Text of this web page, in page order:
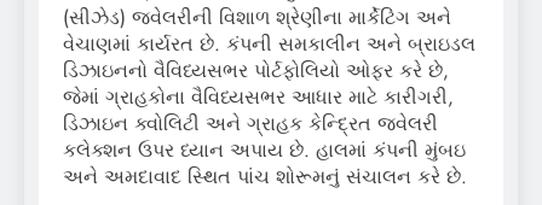
(સીઝેડ) જ્વેલરીની વિશાળ શ્રેણીના માર્કેટિંગ અને
વેચાણમાં કાર્યરત છે. કંપની સમકાલીન અને બ્રાઇડલ
ડિઝાઇનનો વૈવિધ્યસભર પોર્ટફોલિયો ઓફર કરે છે,
જેમાં ગ્રાહકોના વૈવિધ્યસભર આધાર માટે કારીગરી,
ડિઝાઇન ક્વોલિટી અને ગ્રાહક કેન્દ્રિત જ્વેલરી
કલેક્શન ઉપર ધ્યાન અપાય છે. હાલમાં કંપની મુંબઇ
અને અમદાવાદ સ્થિત પાંચ શોરૂમનું સંચાલન કરે છે.